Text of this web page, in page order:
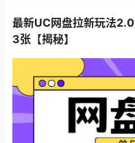
最新UC网盘拉新玩法2.0
3张【揭秘】